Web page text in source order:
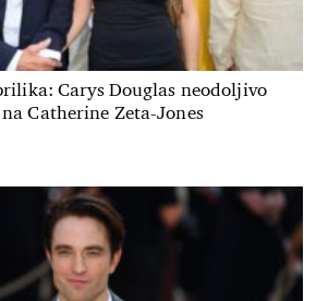
Carys Douglas neodoljivo
Catherine Zeta-Jones